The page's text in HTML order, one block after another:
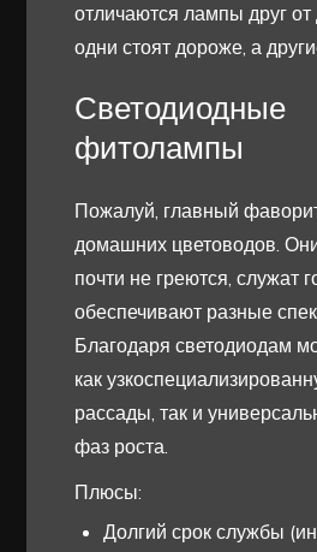
отличаются лампы друг от
одни стоят дороже, а
Светодиодные
фитолампы
Пожалуй, главный
домашних цветоводов.
почти не греются, служат
обеспечивают разные
Благодаря светодиодам
как
рассады, так и
фаз роста.
Плюсы:
Долгий срок службы